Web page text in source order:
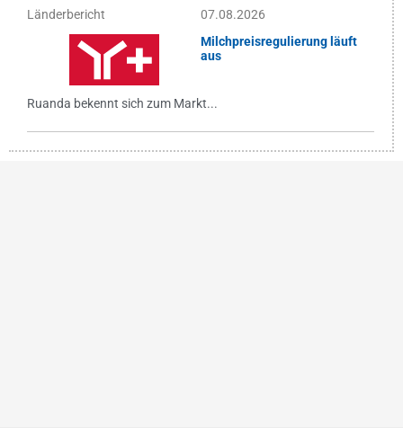
Länderbericht
07.08.2026
Milchpreisregulierung läuft
aus
Ruanda bekennt sich zum Markt...